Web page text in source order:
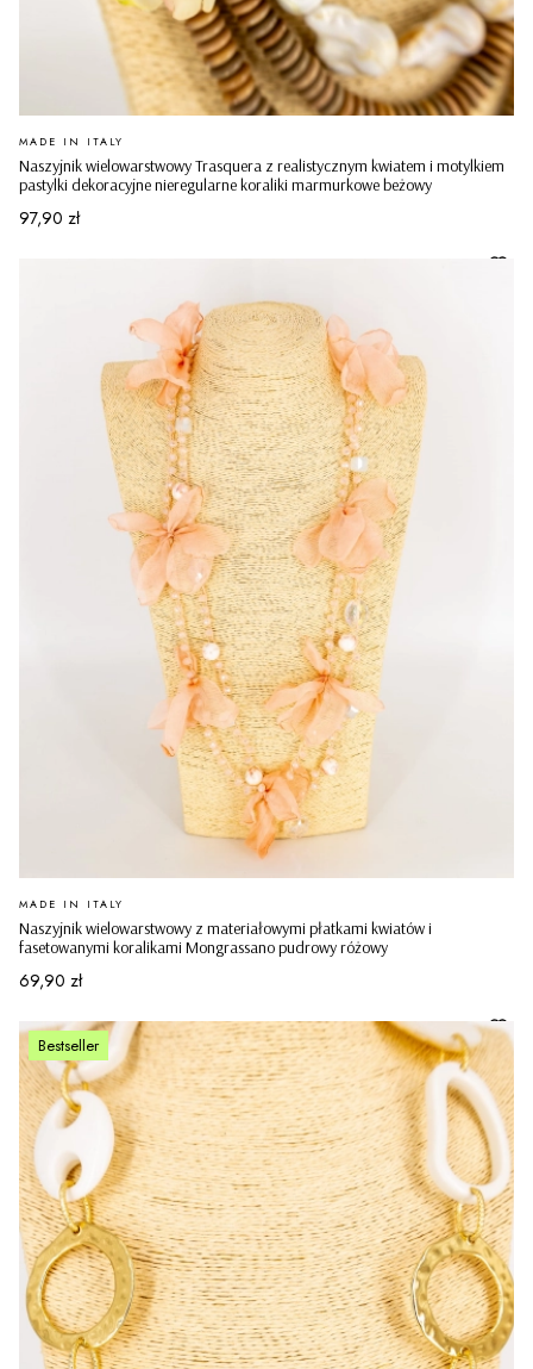
Naszyjnik wielowarstwowy Trasquera z realistycznym kwiatem i motylkiem
pastylki dekoracyjne nieregularne koraliki marmurkowe beżowy
PRODUCENT
MADE IN ITALY
Cena
97,90 zł
Naszyjnik wielowarstwowy z materiałowymi płatkami kwiatów i
fasetowanymi koralikami Mongrassano pudrowy różowy
PRODUCENT
MADE IN ITALY
Cena
69,90 zł
Bestseller